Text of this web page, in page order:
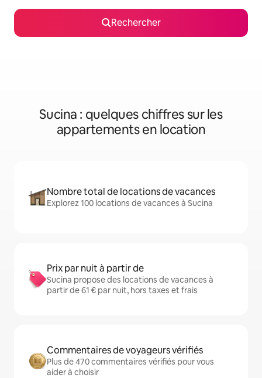
Rechercher
Sucina : quelques chiffres sur les
appartements en location
Nombre total de locations de vacances
Explorez 100 locations de vacances à Sucina
Prix par nuit à partir de
Sucina propose des locations de vacances à
partir de 61 € par nuit, hors taxes et frais
Commentaires de voyageurs vérifiés
Plus de 470 commentaires vérifiés pour vous
aider à choisir